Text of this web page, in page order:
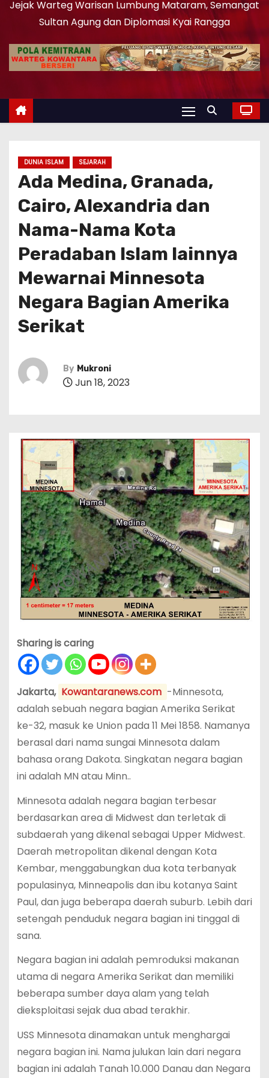
Jejak Warteg Warisan Lumbung Mataram, Semangat
Sultan Agung dan Diplomasi Kyai Rangga
DUNIA ISLAM SEJARAH
Ada Medina, Granada,
Cairo, Alexandria dan
Nama-Nama Kota
Peradaban Islam lainnya
Mewarnai Minnesota
Negara Bagian Amerika
Serikat
By Mukroni
Jun 18, 2023
Sharing is caring
Jakarta, Kowantaranews.com -Minnesota,
adalah sebuah negara bagian Amerika Serikat
ke-32, masuk ke Union pada 11 Mei 1858. Namanya
berasal dari nama sungai Minnesota dalam
bahasa orang Dakota. Singkatan negara bagian
ini adalah MN atau Minn..
Minnesota adalah negara bagian terbesar
berdasarkan area di Midwest dan terletak di
subdaerah yang dikenal sebagai Upper Midwest.
Daerah metropolitan dikenal dengan Kota
Kembar, menggabungkan dua kota terbanyak
populasinya, Minneapolis dan ibu kotanya Saint
Paul, dan juga beberapa daerah suburb. Lebih dari
setengah penduduk negara bagian ini tinggal di
sana.
Negara bagian ini adalah pemroduksi makanan
utama di negara Amerika Serikat dan memiliki
beberapa sumber daya alam yang telah
dieksploitasi sejak dua abad terakhir.
USS Minnesota dinamakan untuk menghargai
negara bagian ini. Nama julukan lain dari negara
bagian ini adalah Tanah 10.000 Danau dan Negara